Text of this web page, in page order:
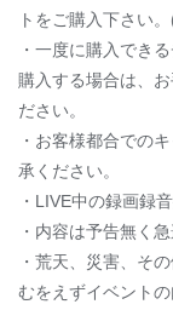
トをご購入下さい
・一度に購入でき
購入する場合は、
ださい。
・お客様都合での
承ください。
・LIVE中の録画録
・内容は予告無く
・荒天、災害、そ
むをえずイベント